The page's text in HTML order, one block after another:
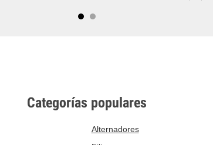
Categorías populares
Alternadores